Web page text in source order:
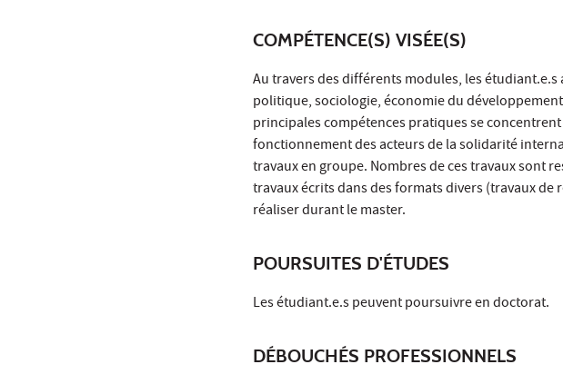
COMPÉTENCE(S) VISÉE(S)
Au travers des différents modules, les
politique, sociologie, économie du
principales compétences pratiques se
fonctionnement des acteurs de la solidarité
travaux en groupe. Nombres de ces travaux sont
travaux écrits dans des formats divers (travaux de
réaliser durant le master.
POURSUITES D'ÉTUDES
Les étudiant.e.s peuvent poursuivre en doctorat.
DÉBOUCHÉS PROFESSIONNELS